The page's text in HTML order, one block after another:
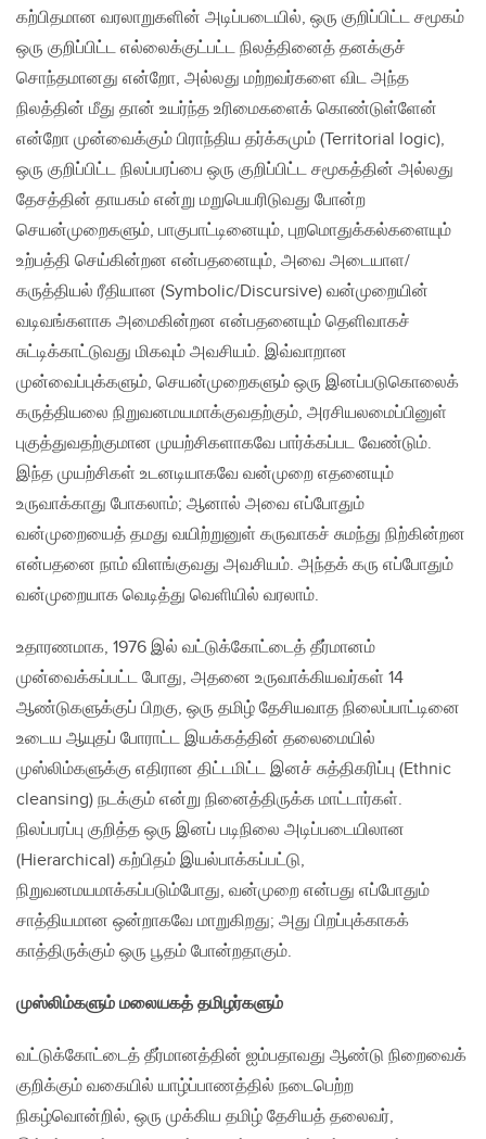
கற்பிதமான வரலாறுகளின் அடிப்படையில், ஒரு குறிப்பிட்ட சமூகம்
ஒரு குறிப்பிட்ட எல்லைக்குட்பட்ட நிலத்தினைத் தனக்குச்
சொந்தமானது என்றோ, அல்லது மற்றவர்களை விட அந்த
நிலத்தின் மீது தான் உயர்ந்த உரிமைகளைக் கொண்டுள்ளேன்
என்றோ முன்வைக்கும் பிராந்திய தர்க்கமும் (Territorial logic),
ஒரு குறிப்பிட்ட நிலப்பரப்பை ஒரு குறிப்பிட்ட சமூகத்தின் அல்லது
தேசத்தின் தாயகம் என்று மறுபெயரிடுவது போன்ற
செயன்முறைகளும், பாகுபாட்டினையும், புறமொதுக்கல்களையும்
உற்பத்தி செய்கின்றன என்பதனையும், அவை அடையாள/
கருத்தியல் ரீதியான (Symbolic/Discursive) வன்முறையின்
வடிவங்களாக அமைகின்றன என்பதனையும் தெளிவாகச்
சுட்டிக்காட்டுவது மிகவும் அவசியம். இவ்வாறான
முன்வைப்புக்களும், செயன்முறைகளும் ஒரு இனப்படுகொலைக்
கருத்தியலை நிறுவனமயமாக்குவதற்கும், அரசியலமைப்பினுள்
புகுத்துவதற்குமான‌ முயற்சிகளாகவே பார்க்கப்பட வேண்டும்.
இந்த முயற்சிகள் உடனடியாகவே வன்முறை எதனையும்
உருவாக்காது போகலாம்; ஆனால் அவை எப்போதும்
வன்முறையைத் தமது வயிற்றுனுள் கருவாகச் சுமந்து நிற்கின்றன
என்பதனை நாம் விளங்குவது அவசியம். அந்தக் கரு எப்போதும்
வன்முறையாக வெடித்து வெளியில் வரலாம்.
உதாரணமாக, 1976 இல் வட்டுக்கோட்டைத் தீர்மானம்
முன்வைக்கப்பட்ட போது, அதனை உருவாக்கியவர்கள் 14
ஆண்டுகளுக்குப் பிறகு, ஒரு தமிழ் தேசியவாத நிலைப்பாட்டினை
உடைய‌ ஆயுதப் போராட்ட இயக்கத்தின் தலைமையில்
முஸ்லிம்களுக்கு எதிரான திட்டமிட்ட இனச் சுத்திகரிப்பு (Ethnic
cleansing) நடக்கும் என்று நினைத்திருக்க மாட்டார்கள்.
நிலப்பரப்பு குறித்த ஒரு இனப் படிநிலை அடிப்படையிலான
(Hierarchical) கற்பிதம் இயல்பாக்கப்பட்டு,
நிறுவனமயமாக்கப்படும்போது, வன்முறை என்பது எப்போதும்
சாத்தியமான ஒன்றாகவே மாறுகிறது; அது பிறப்புக்காகக்
காத்திருக்கும் ஒரு பூதம் போன்றதாகும்.
முஸ்லிம்களும் மலையகத் தமிழர்களும்
வட்டுக்கோட்டைத் தீர்மானத்தின் ஐம்பதாவது ஆண்டு நிறைவைக்
குறிக்கும் வகையில் யாழ்ப்பாணத்தில் நடைபெற்ற
நிகழ்வொன்றில், ஒரு முக்கிய தமிழ் தேசியத் தலைவர்,